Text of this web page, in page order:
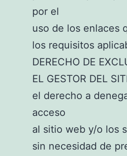
por el
uso de los enlaces
los requisitos
DERECHO DE
EL GESTOR DEL
el derecho a
acceso
al sitio web y/o los
sin necesidad de